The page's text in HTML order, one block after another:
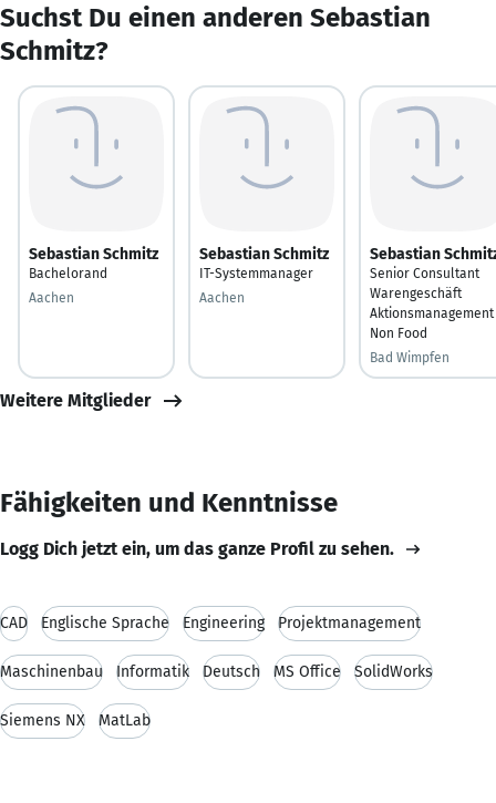
Suchst Du einen anderen Sebastian
Schmitz?
Sebastian Schmitz
Bachelorand
Aachen
Sebastian Schmitz
IT-Systemmanager
Aachen
Sebastian
Senior Consultant
Warengeschäft
Aktionsmanagement
Non Food
Bad Wimpfen
Weitere Mitglieder
Fähigkeiten und Kenntnisse
Logg Dich jetzt ein, um das ganze Profil zu sehen.
CAD Englische Sprache Engineering Projektmanagement
Maschinenbau Informatik Deutsch MS Office SolidWorks
Siemens NX MatLab